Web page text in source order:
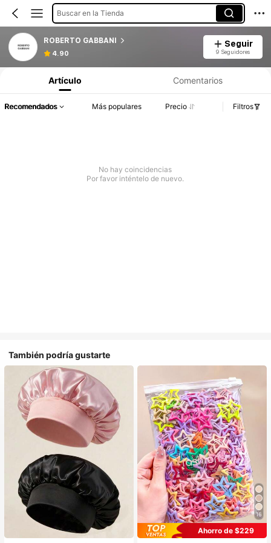
Buscar en la Tienda
ROBERTO GABBANI
4.90
Seguir
9 Seguidores
Artículo Comentarios
Recomendados Más populares Precio Filtros
No hay coincidencias
Por favor inténtelo de nuevo.
También podría gustarte
16
Ahorro de $229
#1 Más vendidos
en Casual Accesorios para el cabello de las mujere